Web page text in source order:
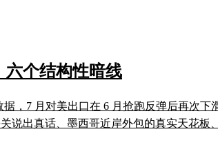
六个结构性暗线
，7 月对美出口在 6 月抢跑反弹后再次
说出真话、墨西哥近岸外包的真实天花板